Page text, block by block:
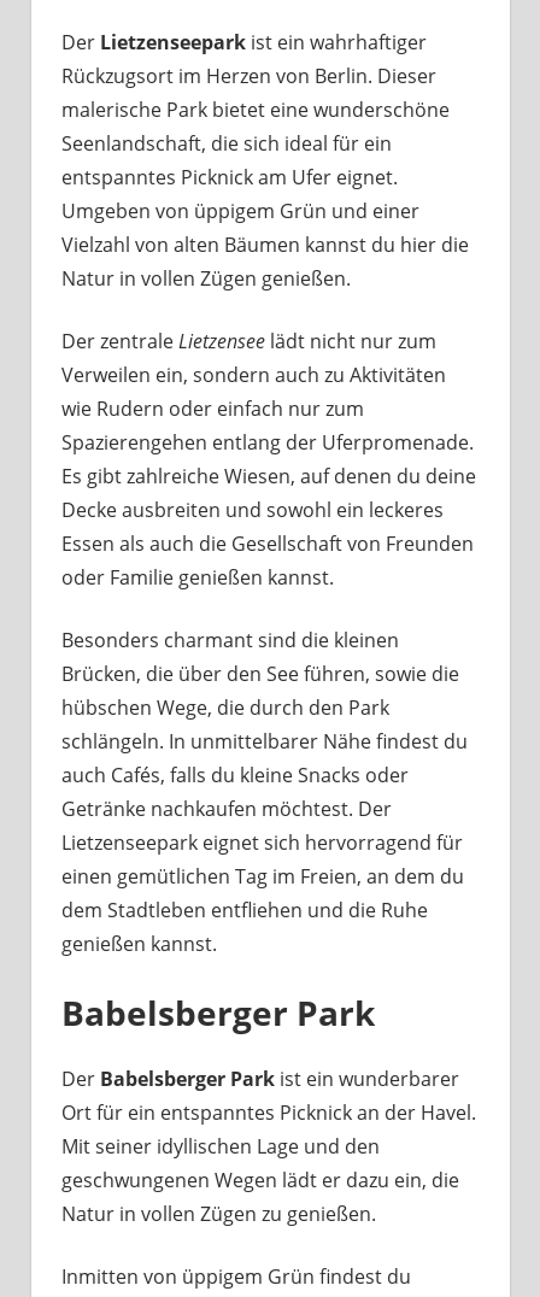
Der Lietzenseepark ist ein wahrhaftiger
Rückzugsort im Herzen von Berlin. Dieser
malerische Park bietet eine wunderschöne
Seenlandschaft, die sich ideal für ein
entspanntes Picknick am Ufer eignet.
Umgeben von üppigem Grün und einer
Vielzahl von alten Bäumen kannst du hier die
Natur in vollen Zügen genießen.
Der zentraleLietzensee lädt nicht nur zum
Verweilen ein, sondern auch zu Aktivitäten
wie Rudern oder einfach nur zum
Spazierengehen entlang der Uferpromenade.
Es gibt zahlreiche Wiesen, auf denen du deine
Decke ausbreiten und sowohl ein leckeres
Essen als auch die Gesellschaft von Freunden
oder Familie genießen kannst.
Besonders charmant sind die kleinen
Brücken, die über den See führen, sowie die
hübschen Wege, die durch den Park
schlängeln. In unmittelbarer Nähe findest du
auch Cafés, falls du kleine Snacks oder
Getränke nachkaufen möchtest. Der
Lietzenseepark eignet sich hervorragend für
einen gemütlichen Tag im Freien, an dem du
dem Stadtleben entfliehen und die Ruhe
genießen kannst.
Babelsberger Park
Der Babelsberger Park ist ein wunderbarer
Ort für ein entspanntes Picknick an der Havel.
Mit seiner idyllischen Lage und den
geschwungenen Wegen lädt er dazu ein, die
Natur in vollen Zügen zu genießen.
Inmitten von üppigem Grün findest du